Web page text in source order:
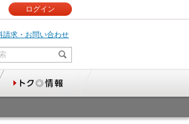
ログイン
請求・お問い合わせ